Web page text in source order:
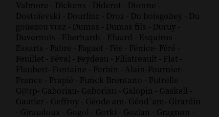
Valmore - Dickens - Diderot - Dionne -
Dostoïevski - Dourliac - Droz - Du boisgobey - Du
gouezou vraz - Dumas - Dumas fils - Duruy -
Duvernois - Eberhardt - Eluard - Esquiros -
Essarts - Fabre - Faguet - Fée - Fénice- Féré -
Feuillet - Féval - Feydeau - Filiatreault - Flat -
Flaubert- Fontaine - Forbin - Alain-Fournier-
France - Frapié - Funck Brentano - Futrelle -
G@rp- Gaboriau- Gaboriau - Galopin - Gaskell -
Gautier - Geffroy - Géode am- Géod´am- Girardin
- Giraudoux - Gogol - Gorki - Gozlan - Gragnon -